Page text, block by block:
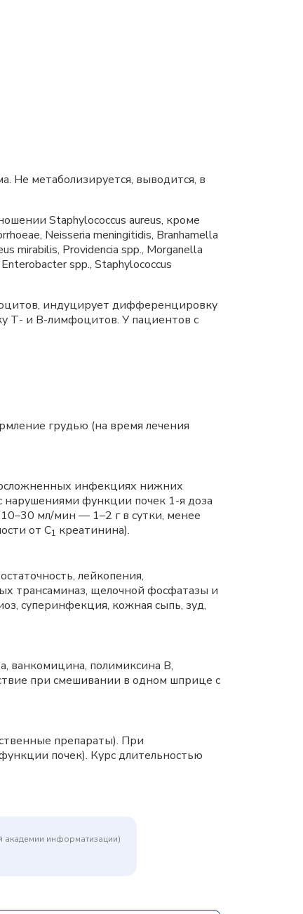
Не метаболизируется, выводится, в
Staphylococcus aureus, кроме
Neisseria meningitidis, Branhamella
mirabilis, Providencia spp., Morganella
spp., Staphylococcus
индуцирует дифференцировку
Т- и B-лимфоцитов. У пациентов с
грудью (на время лечения
инфекциях нижних
нарушениями функции почек 1-я доза
10–30 мл/мин — 1–2 г в сутки, менее
от С1 креатинина).
лейкопения,
трансаминаз, щелочной фосфатазы и
суперинфекция, кожная сыпь, зуд,
ванкомицина, полимиксина B,
при смешивании в одном шприце с
препараты). При
почек). Курс длительностью
академии информатизации)